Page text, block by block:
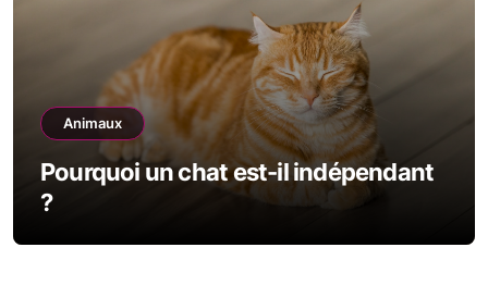
Animaux
Pourquoi un chat est-il indépendant
?